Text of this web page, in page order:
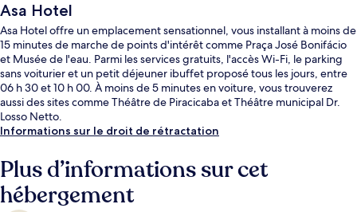
Asa Hotel
Asa Hotel offre un emplacement sensationnel, vous installant à moins de
15 minutes de marche de points d'intérêt comme Praça José Bonifácio
et Musée de l'eau. Parmi les services gratuits, l'accès Wi-Fi, le parking
sans voiturier et un petit déjeuner ibuffet proposé tous les jours, entre
06 h 30 et 10 h 00. À moins de 5 minutes en voiture, vous trouverez
aussi des sites comme Théâtre de Piracicaba et Théâtre municipal Dr.
Losso Netto.
Informations sur le droit de rétractation
Plus d’informations sur cet
hébergement